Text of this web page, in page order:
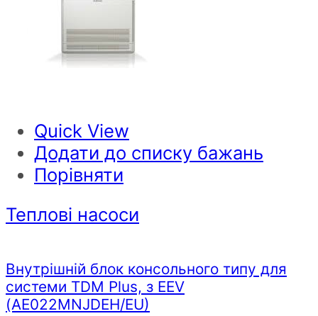
Quick View
Додати до списку бажань
Порівняти
Теплові насоси
Внутрішній блок консольного типу для
системи TDM Plus, з EEV
(AE022MNJDEH/EU)